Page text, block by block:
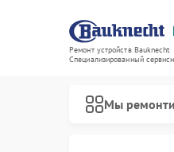
Ремонт устройств Bauknecht
Специализированный
Мы